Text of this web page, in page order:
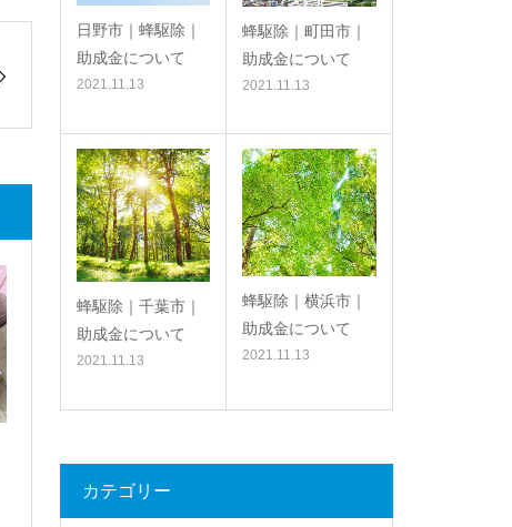
日野市｜蜂駆除｜
助成金について
2021.11.13
蜂駆除｜町田市｜
助成金について
2021.11.13
蜂駆除｜千葉市｜
助成金について
2021.11.13
蜂駆除｜横浜市｜
助成金について
2021.11.13
カテゴリー